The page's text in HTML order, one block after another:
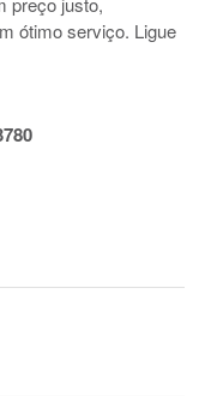
ótimo serviço. Ligue